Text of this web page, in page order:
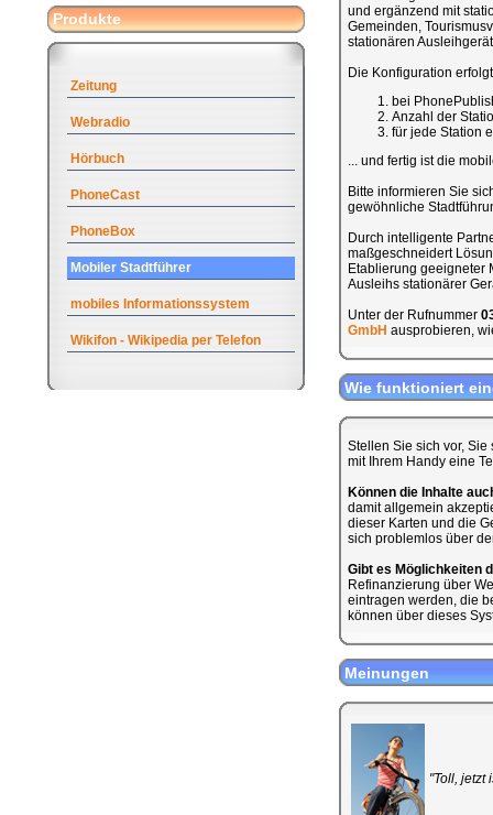
Produkte
Zeitung
Webradio
Hörbuch
PhoneCast
PhoneBox
Mobiler Stadtführer
mobiles Informationssystem
Wikifon - Wikipedia per Telefon
und ergänzend mit
Gemeinden,
stationären
Die Konfiguration
bei
Anzahl der
für jede Station
... und fertig ist die
Bitte informieren Sie
gewöhnliche
Durch intelligente
maßgeschneidert
Etablierung geeigneter
Ausleihs stationärer
Unter der Rufnummer
GmbH ausprobieren,
Wie funktioniert
Stellen Sie sich vor,
mit Ihrem Handy eine
Können die Inhalte
damit allgemein
dieser Karten und die
sich problemlos über
Gibt es Möglichkeiten
Refinanzierung über
eintragen werden, die
können über dieses
Meinungen
"Toll, jetzt